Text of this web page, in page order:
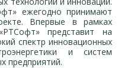
ежегодно принимают
Впервые в рамках
представит на
спектр инновационных
и систем
предприятий.